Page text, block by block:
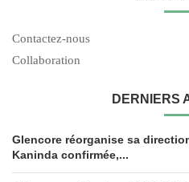
Contactez-nous
Collaboration
DERNIERS
Glencore réorganise sa
Kaninda confirmée,...